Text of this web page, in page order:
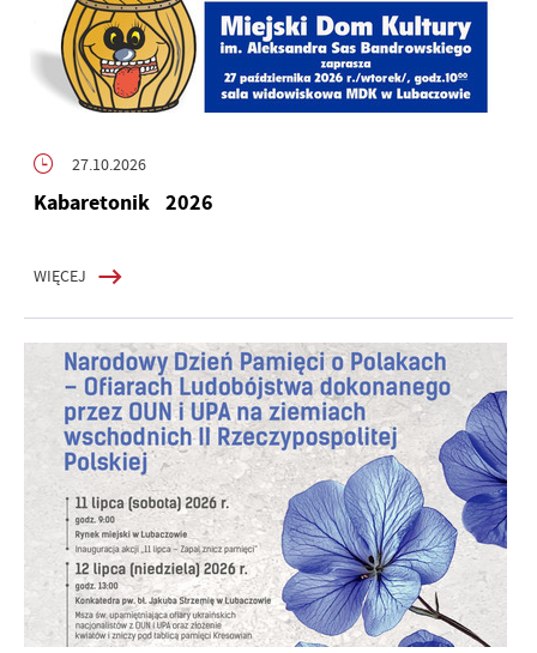
27.10.2026
Kabaretonik 2026
WIĘCEJ